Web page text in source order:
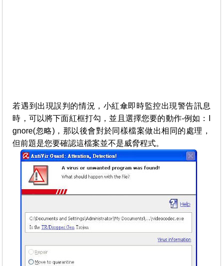
若遇到出現誤判的情況，小紅傘即時監控出現警告訊息
時，可以將下面紅框打勾，並且選擇您要的動作-例如：I
gnore(忽略)，那以後會對於同樣檔案做出相同的處理，
但前題是您要確認這檔案並不是威脅程式。